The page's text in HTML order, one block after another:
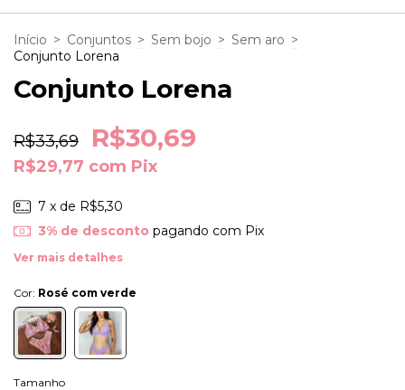
Início > Conjuntos > Sem bojo > Sem aro >
Conjunto Lorena
Conjunto Lorena
R$33,69 R$30,69
R$29,77 com Pix
7 x de R$5,30
3% de desconto pagando com Pix
Ver mais detalhes
Cor: Rosé com verde
Tamanho